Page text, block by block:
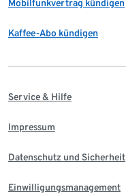
Mobilfunkvertrag kündigen
Kaffee-Abo kündigen
Service & Hilfe
Impressum
Datenschutz und Sicherheit
Einwilligungsmanagement